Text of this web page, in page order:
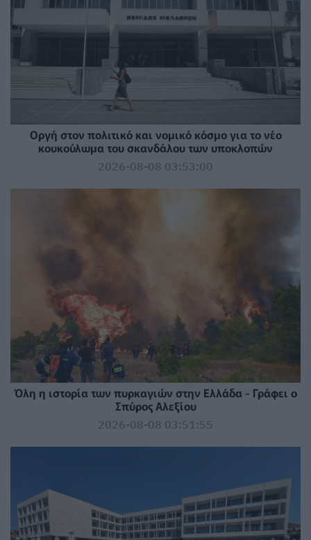
Οργή στον πολιτικό και νομικό κόσμο για το νέο
κουκούλωμα του σκανδάλου των υποκλοπών
2026-08-08 03:53:00
Όλη η ιστορία των πυρκαγιών στην Ελλάδα - Γράφει ο
Σπύρος Αλεξίου
2026-08-08 03:51:55